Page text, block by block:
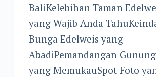
BaliKelebihan Taman
yang Wajib Anda
Bunga Edelweis yang
AbadiPemandangan
yang MemukauSpot Foto